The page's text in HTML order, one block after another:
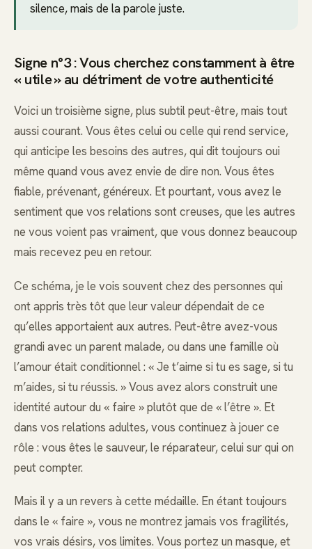
silence, mais de la parole juste.
Signe n°3 : Vous cherchez constamment à être
« utile » au détriment de votre authenticité
Voici un troisième signe, plus subtil peut-être, mais tout
aussi courant. Vous êtes celui ou celle qui rend service,
qui anticipe les besoins des autres, qui dit toujours oui
même quand vous avez envie de dire non. Vous êtes
fiable, prévenant, généreux. Et pourtant, vous avez le
sentiment que vos relations sont creuses, que les autres
ne vous voient pas vraiment, que vous donnez beaucoup
mais recevez peu en retour.
Ce schéma, je le vois souvent chez des personnes qui
ont appris très tôt que leur valeur dépendait de ce
qu’elles apportaient aux autres. Peut-être avez-vous
grandi avec un parent malade, ou dans une famille où
l’amour était conditionnel : « Je t’aime si tu es sage, si tu
m’aides, si tu réussis. » Vous avez alors construit une
identité autour du « faire » plutôt que de « l’être ». Et
dans vos relations adultes, vous continuez à jouer ce
rôle : vous êtes le sauveur, le réparateur, celui sur qui on
peut compter.
Mais il y a un revers à cette médaille. En étant toujours
dans le « faire », vous ne montrez jamais vos fragilités,
vos vrais désirs, vos limites. Vous portez un masque, et